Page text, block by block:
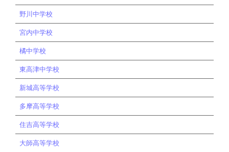
野川中学校
宮内中学校
橘中学校
東高津中学校
新城高等学校
多摩高等学校
住吉高等学校
大師高等学校